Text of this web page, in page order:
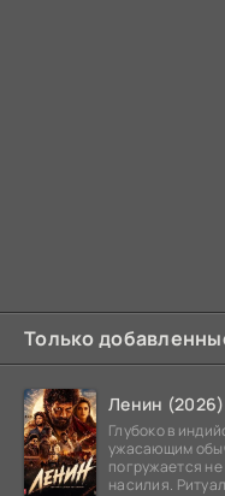
Только
Ленин (2026)
Глубоко в
ужасающим
погружается
насилия.